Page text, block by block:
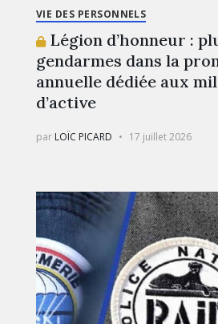
VIE DES PERSONNELS
Légion d’honneur :
gendarmes dans la
annuelle dédiée aux
d’active
par LOÏC PICARD 17 juillet 2026